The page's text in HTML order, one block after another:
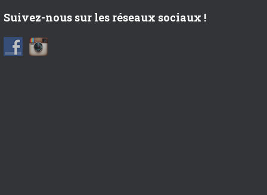
Suivez-nous sur les réseaux sociaux !